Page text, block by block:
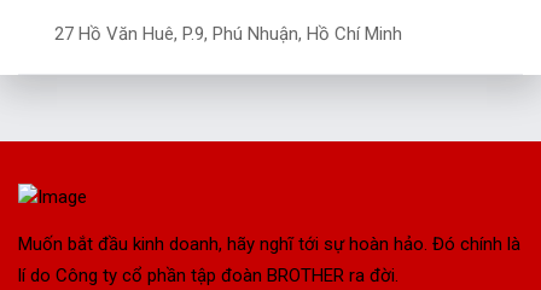
27 Hồ Văn Huê, P.9, Phú Nhuận, Hồ Chí Minh
Muốn bắt đầu kinh doanh, hãy nghĩ tới sự hoàn hảo. Đó chính là
lí do Công ty cổ phần tập đoàn BROTHER ra đời.